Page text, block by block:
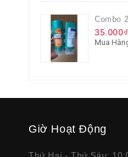
35.000₫
Mua
Giờ Hoạt Động